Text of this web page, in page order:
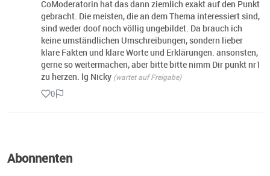
CoModeratorin hat das dann ziemlich exakt auf den Punkt
gebracht. Die meisten, die an dem Thema interessiert sind,
sind weder doof noch völlig ungebildet. Da brauch ich
keine umständlichen Umschreibungen, sondern lieber
klare Fakten und klare Worte und Erklärungen. ansonsten,
gerne so weitermachen, aber bitte bitte nimm Dir punkt nr1
zu herzen. lg Nicky (wartet auf Freigabe)
0
Abonnenten